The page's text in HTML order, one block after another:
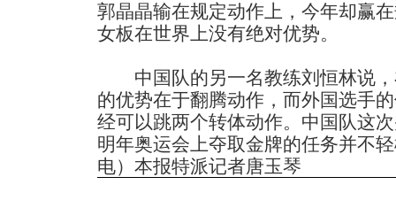
郭晶晶输在规定动作上，今年却赢
女板在世界上没有绝对优势。
中国队的另一名教练刘恒林说，
的优势在于翻腾动作，而外国选手
经可以跳两个转体动作。中国队这
明年奥运会上夺取金牌的任务并不
电）本报特派记者唐玉琴